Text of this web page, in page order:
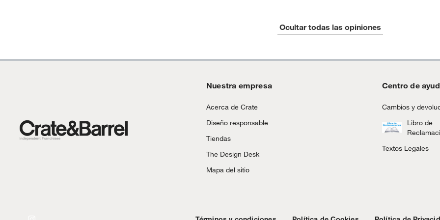
Ocultar todas las opiniones
Nuestra empresa
Acerca de Crate
Diseño responsable
Tiendas
The Design Desk
Mapa del sitio
Centro de
Cambios y
Libro de
Textos Legales